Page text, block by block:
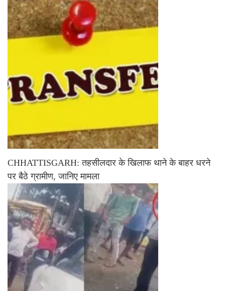
CHHATTISGARH: तहसीलदार के खिलाफ थाने के बाहर धरने
पर बैठे ग्रामीण, जानिए मामला